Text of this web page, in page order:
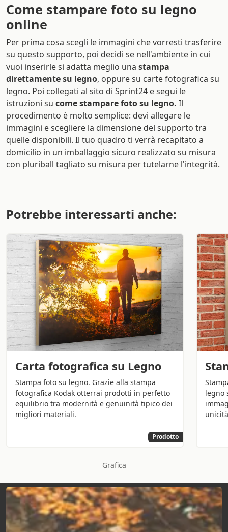
Come stampare foto su legno
online
Per prima cosa scegli le immagini che vorresti trasferire
su questo supporto, poi decidi se nell'ambiente in cui
vuoi inserirle si adatta meglio una stampa
direttamente su legno, oppure su carte fotografica su
legno. Poi collegati al sito di Sprint24 e segui le
istruzioni su come stampare foto su legno. Il
procedimento è molto semplice: devi allegare le
immagini e scegliere la dimensione del supporto tra
quelle disponibili. Il tuo quadro ti verrà recapitato a
domicilio in un imballaggio sicuro realizzato su misura
con pluriball tagliato su misura per tutelarne l'integrità.
Potrebbe interessarti anche:
Carta fotografica su Legno
Stampa foto su legno. Grazie alla stampa
fotografica Kodak otterrai prodotti in perfetto
equilibrio tra modernità e genuinità tipico dei
migliori materiali.
Prodotto
legno
Grafica